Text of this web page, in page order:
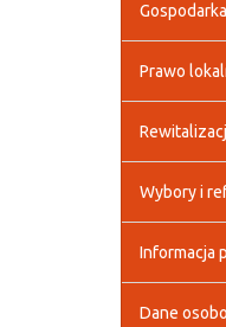
Prawo
Wybory i
Informacja
Dane